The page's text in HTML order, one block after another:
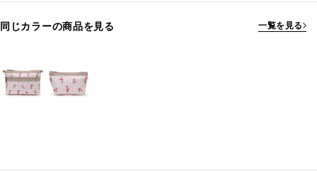
同じカラーの商品を見る 一覧を見る